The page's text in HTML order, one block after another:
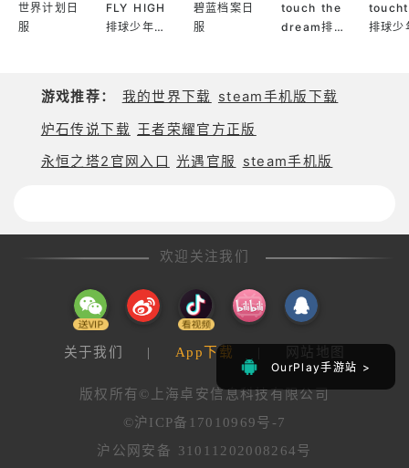
OurPlay手游站 >
世界计划日
服
FLY HIGH
排球少年日
碧蓝档案日
服
touch the
dream排
排球少
OurPlay手游站 >
游戏推荐： 我的世界下载 steam手机版下载
炉石传说下载 王者荣耀官方正版
永恒之塔2官网入口
光遇官服 steam手机版
欢迎关注我们
关于我们 | App下载 网站地图
版权所有©上海卓安信息科技有限公司
©沪ICP备17010969号-7
沪公网安备 31011202008264号